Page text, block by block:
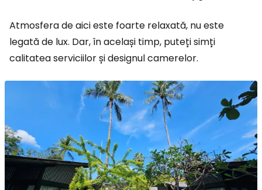
Atmosfera de aici este foarte relaxată, nu este
legată de lux. Dar, în același timp, puteți simți
calitatea serviciilor și designul camerelor.